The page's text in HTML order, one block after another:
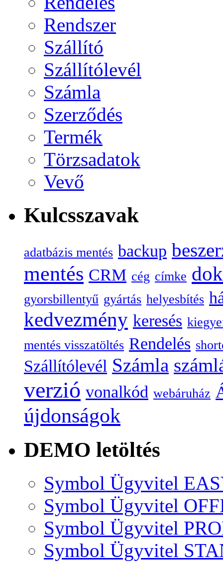
Rendszer
Szállító
Szállítólevél
Számla
Szerződés
Termék
Törzsadatok
Vevő
Kulcsszavak
adatbázis mentés backup
mentés CRM cég címke
gyorsbillentyű gyártás helyesbítés
kedvezmény keresés
mentés visszatöltés Rendelés
Szállítólevél Számla
verzió vonalkód webáruház
újdonságok
DEMO letöltés
Symbol Ügyvitel
Symbol Ügyvitel
Symbol Ügyvitel
Symbol Ügyvitel